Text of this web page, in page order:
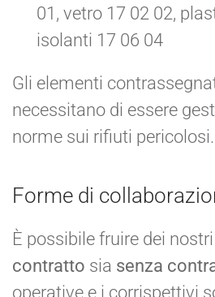
01, vetro 17 02 02,
isolanti 17 06 04
Gli elementi
necessitano di essere
norme sui rifiuti pericolosi.
Forme di
È possibile fruire dei
contratto sia senza
operative e i corrispettivi